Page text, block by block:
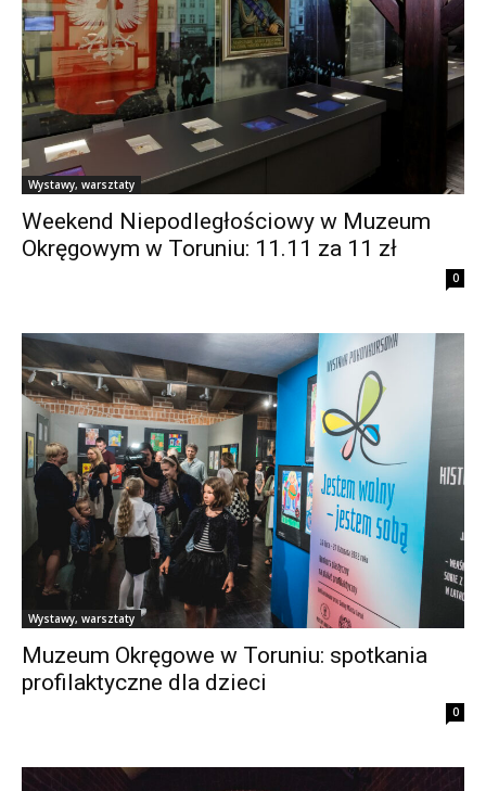
Wystawy, warsztaty
Weekend Niepodległościowy w Muzeum
Okręgowym w Toruniu: 11.11 za 11 zł
0
Wystawy, warsztaty
Muzeum Okręgowe w Toruniu: spotkania
profilaktyczne dla dzieci
0